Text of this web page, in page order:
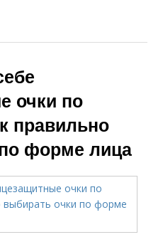
очки по
правильно
форме лица